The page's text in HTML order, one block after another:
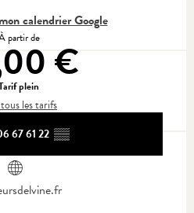
calendrier Google
partir de €
plein
les tarifs
67 61 22 ▒▒